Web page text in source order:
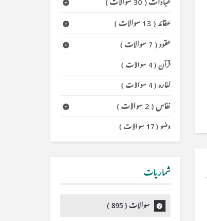
عبادات( 30 سوالات )
عقائد( 13 سوالات )
عقود( 7 سوالات )
قرآن(4 سوالات )
کفارہ(4 سوالات )
نفاس( 2 سوالات )
وضو(17 سوالات )
شماریات
سوالات (895
)